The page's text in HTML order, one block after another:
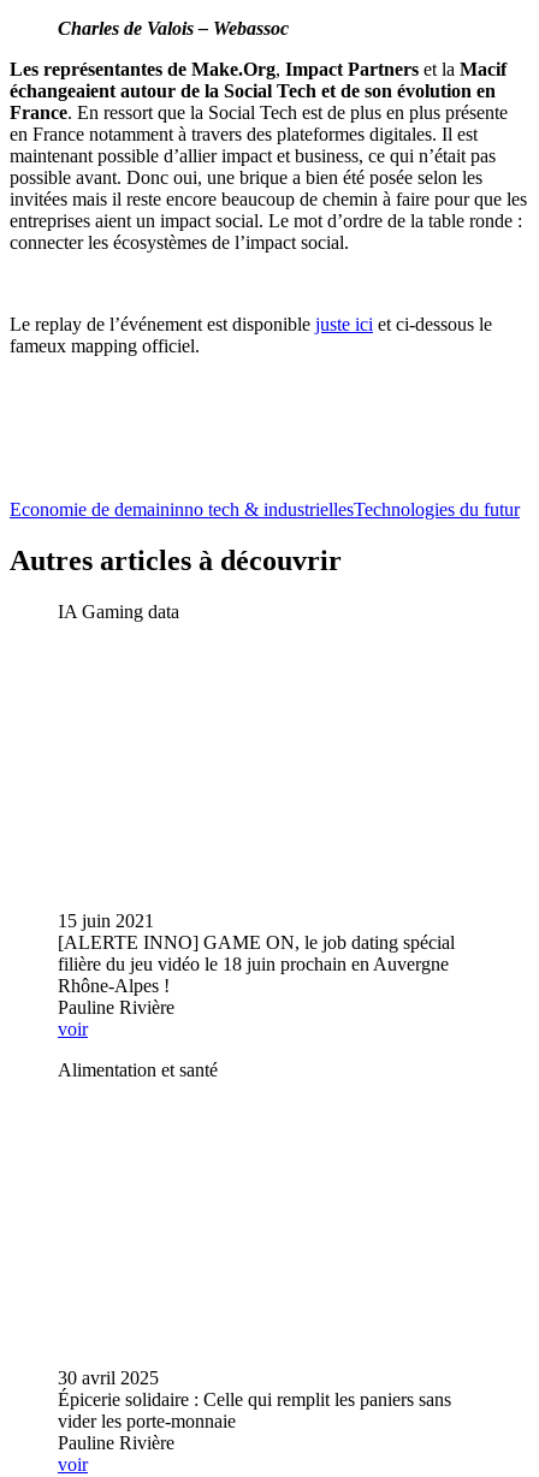
Charles de Valois – Webassoc
Les représentantes de Make.Org, Impact Partners et la Macif
échangeaient autour de la Social Tech et de son évolution en
France. En ressort que la Social Tech est de plus en plus présente
en France notamment à travers des plateformes digitales. Il est
maintenant possible d’allier impact et business, ce qui n’était pas
possible avant. Donc oui, une brique a bien été posée selon les
invitées mais il reste encore beaucoup de chemin à faire pour que les
entreprises aient un impact social. Le mot d’ordre de la table ronde :
connecter les écosystèmes de l’impact social.
Le replay de l’événement est disponible juste ici et ci-dessous le
fameux mapping officiel.
Economie de demaininno tech & industriellesTechnologies du futur
Autres articles à découvrir
IA Gaming data
15 juin 2021
[ALERTE INNO] GAME ON, le job dating spécial
filière du jeu vidéo le 18 juin prochain en Auvergne
Rhône-Alpes !
Pauline Rivière
voir
Alimentation et santé
30 avril 2025
Épicerie solidaire : Celle qui remplit les paniers sans
vider les porte-monnaie
Pauline Rivière
voir